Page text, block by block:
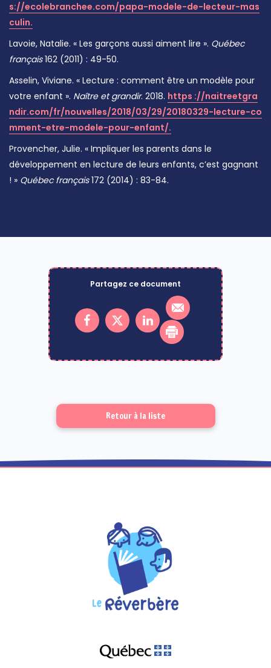
s://ecolebranchee.com/papa-modele-de-lecteur-mas
culin.
Lavoie, Natalie. « Les garçons aussi aiment lire ». Québec
français162 (2011) : 49-50.
Asselin, Viviane. « Lecture : comment être un modèle pour
votre enfant ». Naître et grandir. 2018. https ://naitreetgra
ndir.com/fr/nouvelles/2018/03/29/20180329-lecture-co
mment-etre-modele-pour-enfant/.
Provencher, Julie. « Impliquer les parents dans le
développement en lecture de leurs enfants, c’est gagnant
! » Québec français172 (2014) : 83-84.
Partagez ce document
Retour à la liste